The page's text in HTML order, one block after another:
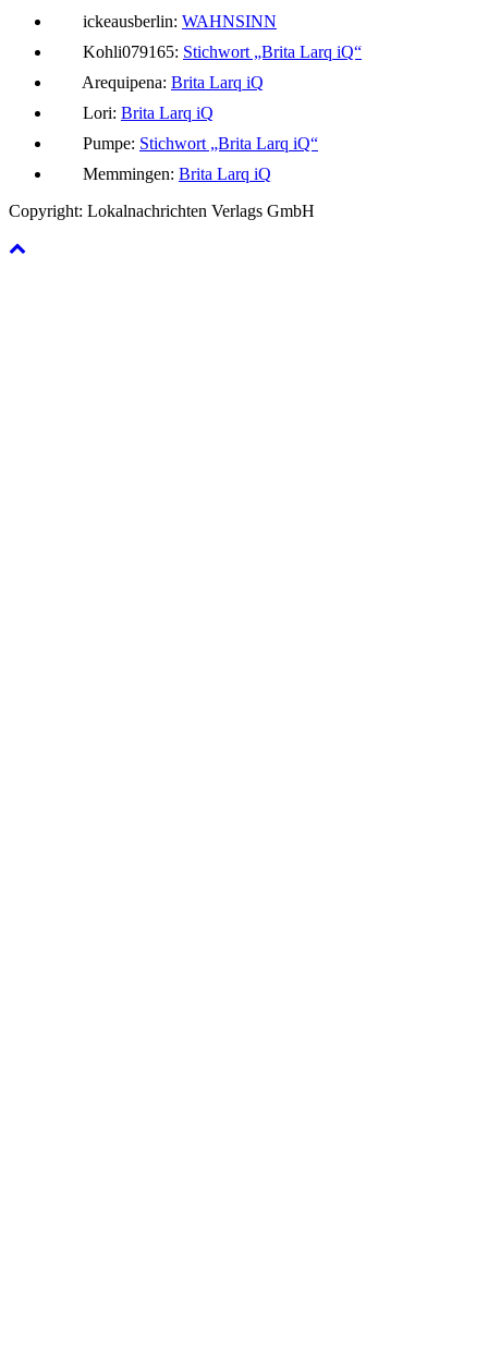
ickeausberlin: WAHNSINN
Kohli079165: Stichwort „Brita Larq iQ“
Arequipena: Brita Larq iQ
Lori: Brita Larq iQ
Pumpe: Stichwort „Brita Larq iQ“
Memmingen: Brita Larq iQ
Copyright: Lokalnachrichten Verlags GmbH